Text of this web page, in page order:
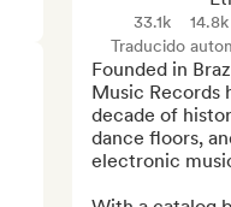
33.1k 14.8k
Traducido
Founded in
Music Records
decade of
dance floors,
electronic